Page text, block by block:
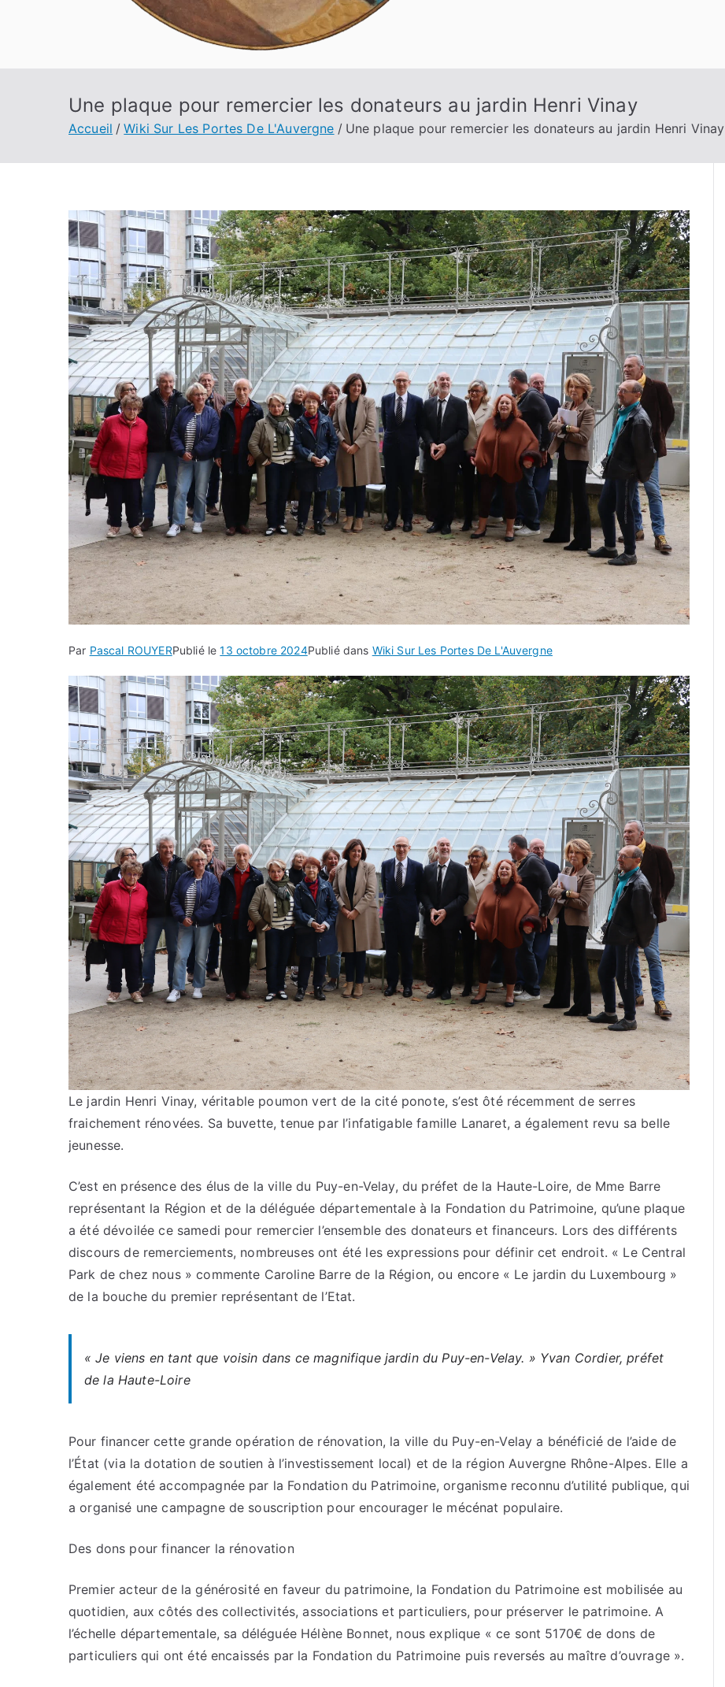
Une plaque pour remercier les donateurs au jardin Henri Vinay
Accueil Wiki Sur Les Portes De L'Auvergne Une plaque pour remercier les donateurs au jardin Henri Vinay
Par Pascal ROUYERPublié le13 octobre 2024Publié dans Wiki Sur Les Portes De L'Auvergne
Le jardin Henri Vinay, véritable poumon vert de la cité ponote, s’est ôté récemment de serres
fraichement rénovées. Sa buvette, tenue par l’infatigable famille Lanaret, a également revu sa belle
jeunesse.
C’est en présence des élus de la ville du Puy-en-Velay, du préfet de la Haute-Loire, de Mme Barre
représentant la Région et de la déléguée départementale à la Fondation du Patrimoine, qu’une plaque
a été dévoilée ce samedi pour remercier l’ensemble des donateurs et financeurs. Lors des différents
discours de remerciements, nombreuses ont été les expressions pour définir cet endroit. « Le Central
Park de chez nous » commente Caroline Barre de la Région, ou encore « Le jardin du Luxembourg »
de la bouche du premier représentant de l’Etat.
« Je viens en tant que voisin dans ce magnifique jardin du Puy-en-Velay. » Yvan Cordier, préfet
de la Haute-Loire
Pour financer cette grande opération de rénovation, la ville du Puy-en-Velay a bénéficié de l’aide de
l’État (via la dotation de soutien à l’investissement local) et de la région Auvergne Rhône-Alpes. Elle a
également été accompagnée par la Fondation du Patrimoine, organisme reconnu d’utilité publique, qui
a organisé une campagne de souscription pour encourager le mécénat populaire.
Des dons pour financer la rénovation
Premier acteur de la générosité en faveur du patrimoine, la Fondation du Patrimoine est mobilisée au
quotidien, aux côtés des collectivités, associations et particuliers, pour préserver le patrimoine. A
l’échelle départementale, sa déléguée Hélène Bonnet, nous explique « ce sont 5170€ de dons de
particuliers qui ont été encaissés par la Fondation du Patrimoine puis reversés au maître d’ouvrage ».